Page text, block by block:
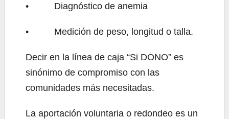
• Diagnóstico de anemia
• Medición de peso, longitud o talla.
Decir en la línea de caja “Si DONO” es
sinónimo de compromiso con las
comunidades más necesitadas.
La aportación voluntaria o redondeo es un